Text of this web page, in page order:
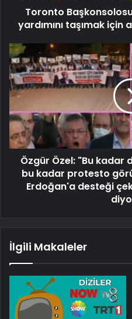
Toronto
yardımını taşımak
Özgür Özel: "Bu
bu kadar protesto
Erdoğan'a desteği
İlgili Makaleler